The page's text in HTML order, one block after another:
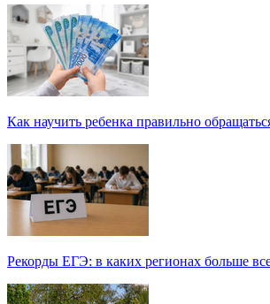
Как научить ребенка правильно
Рекорды ЕГЭ: в каких регионах больше